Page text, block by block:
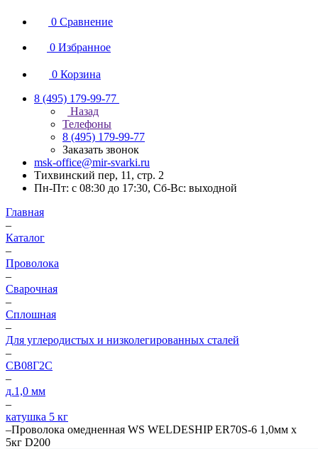
0 Сравнение
0 Избранное
0 Корзина
8 (495) 179-99-77
Назад
Телефоны
8 (495) 179-99-77
Заказать звонок
msk-office@mir-svarki.ru
Тихвинский пер, 11, стр. 2
Пн-Пт: с 08:30 до 17:30, Сб-Вс: выходной
Главная
–
Каталог
–
Проволока
–
Сварочная
–
Сплошная
–
Для углеродистых и низколегированных сталей
–
СВ08Г2С
–
д.1,0 мм
–
катушка 5 кг
–Проволока омедненная WS WELDESHIP ER70S-6 1,0мм х
5кг D200